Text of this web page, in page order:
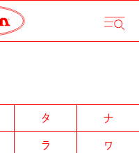
タ
ナ
ラ ワ